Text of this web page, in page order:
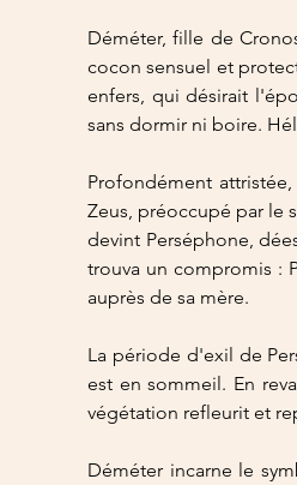
Déméter, fille de
cocon sensuel et
enfers, qui désirait
sans dormir ni boire.
Profondément
Zeus, préoccupé par le
devint Perséphone,
trouva un compromis :
auprès de sa mère.
La période d'exil de
est en sommeil. En
végétation refleurit et
Déméter incarne le